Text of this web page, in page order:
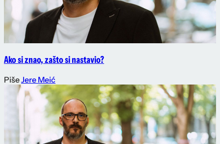
Ako si znao, zašto si nastavio?
PišeJere Meić